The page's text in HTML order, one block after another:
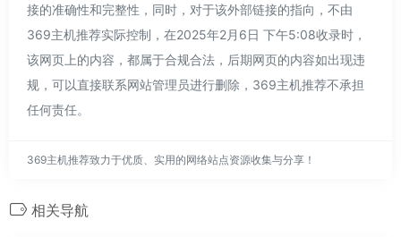
接的准确性和完整性，同时，对于该外部链接的指向，不由
369主机推荐实际控制，在2025年2月6日 下午5:08收录时，
该网页上的内容，都属于合规合法，后期网页的内容如出现违
规，可以直接联系网站管理员进行删除，369主机推荐不承担
任何责任。
369主机推荐致力于优质、实用的网络站点资源收集与分享！
相关导航